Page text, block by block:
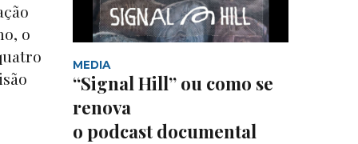
o
MEDIA
“Signal Hill” ou como se
renova
o podcast documental